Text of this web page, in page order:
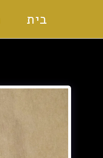
בית